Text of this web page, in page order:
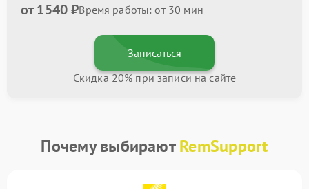
от 1540 ₽Время работы: от 30 мин
Записаться
Скидка 20% при записи на сайте
Почему выбираютRemSupport